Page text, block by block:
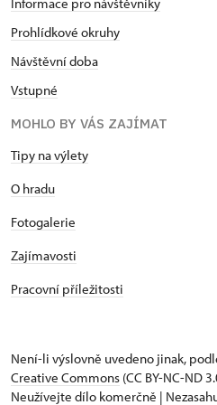
Prohlídkové okruhy
Návštěvní doba
Vstupné
MOHLO BY VÁS ZAJÍMAT
Tipy na výlety
O hradu
Fotogalerie
Zajímavosti
Pracovní příležitosti
Není-li výslovně uvedeno jinak,
Creative Commons (CC BY-NC-ND
Neužívejte dílo komerčně |